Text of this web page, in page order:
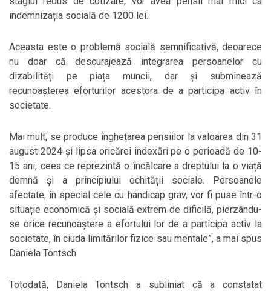
indemnizația socială de 1200 lei.
Aceasta este o problemă socială semnificativă, deoarece
nu doar că descurajează integrarea persoanelor cu
dizabilități pe piața muncii, dar și subminează
recunoașterea eforturilor acestora de a participa activ în
societate.
Mai mult, se produce înghețarea pensiilor la valoarea din 31
august 2024 și lipsa oricărei indexări pe o perioadă de 10-
15 ani, ceea ce reprezintă o încălcare a dreptului la o viață
demnă și a principiului echității sociale. Persoanele
afectate, în special cele cu handicap grav, vor fi puse într-o
situație economică și socială extrem de dificilă, pierzându-
se orice recunoaștere a efortului lor de a participa activ la
societate, în ciuda limitărilor fizice sau mentale”, a mai spus
Daniela Tontsch.
Totodată, Daniela Tontsch a subliniat că a constatat